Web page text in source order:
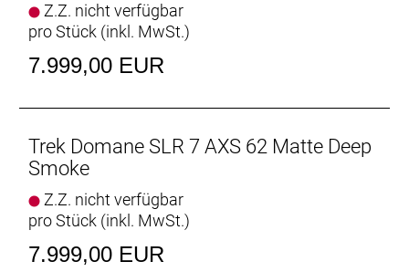
Reifen: Bontrager Kwaremont RSL TLR, Tubeless-
Ready, faltbarer Wulstkern, Race Dual-Compound,
320 TPI, 700 x 32 mm
Schutzblechösen, Flat Mount-
Scheibenbremsaufnahme Carbonausfallenden,
Schaltwerk vorne: SRAM Force AXS, Anlötversion
Schaltwerk hinten: SRAM Force AXS, max. 36 Z. an
Z.Z. nicht verfügbar
pro Stück (inkl. MwSt.)
7.999,00 EUR
Trek Domane SLR 7 AXS 62 Matte Deep
Smoke
Z.Z. nicht verfügbar
pro Stück (inkl. MwSt.)
7.999,00 EUR